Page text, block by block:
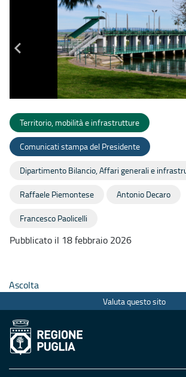
Territorio, mobilità e infrastrutture
Comunicati stampa del Presidente
Dipartimento Bilancio, Affari generali e
Raffaele Piemontese Antonio Decaro
Francesco Paolicelli
Pubblicato il 18 febbraio 2026
Ascolta
Valuta questo sito